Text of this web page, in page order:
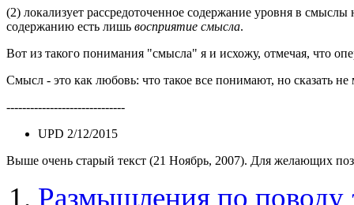
(2) локализует рассредоточенное содержание уровня в
содержанию есть лишь восприятие смысла.
Вот из такого понимания "смысла" я и исхожу, отмечая, что
Смысл - это как любовь: что такое все понимают, но сказать
------------------------------
UPD 2/12/2015
Выше очень старый текст (21 Ноябрь, 2007). Для желающих
Размышления по поводу